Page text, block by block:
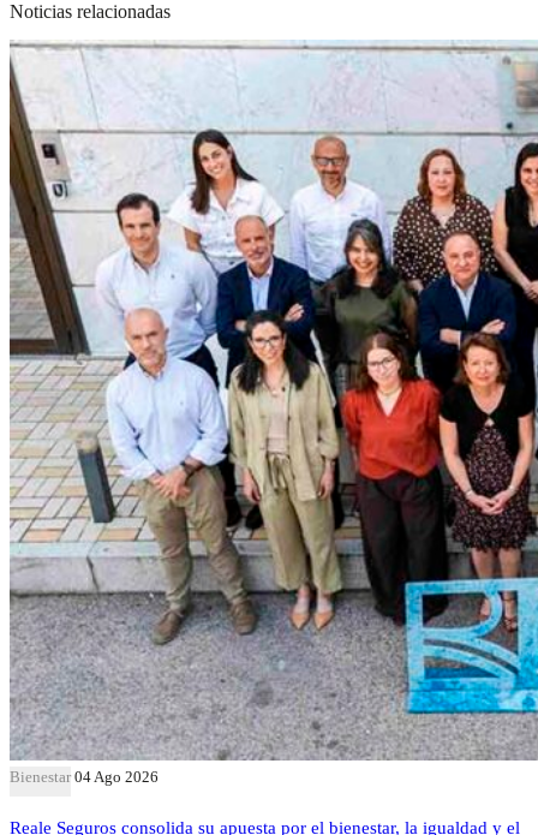
Noticias relacionadas
Bienestar 04 Ago 2026
Reale Seguros consolida su apuesta por el bienestar, la igualdad y el